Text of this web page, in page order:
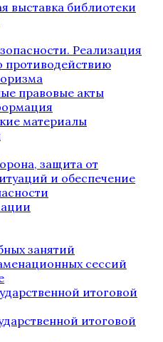
выставка библиотеки
Реализация
противодействию
правовые акты
материалы
защита от
и обеспечение
занятий
сессий
итоговой
итоговой